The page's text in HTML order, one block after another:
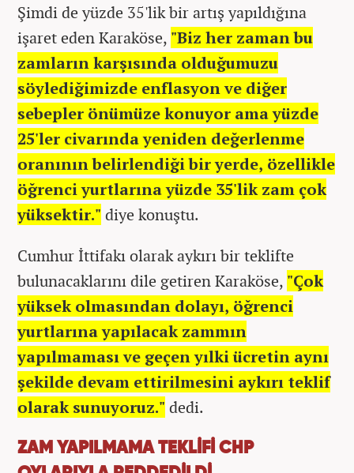
Şimdi de yüzde 35'lik bir artış yapıldığına
işaret eden Karaköse, "Biz her zaman bu
zamların karşısında olduğumuzu
söylediğimizde enflasyon ve diğer
sebepler önümüze konuyor ama yüzde
25'ler civarında yeniden değerlenme
oranının belirlendiği bir yerde, özellikle
öğrenci yurtlarına yüzde 35'lik zam çok
yüksektir." diye konuştu.
Cumhur İttifakı olarak aykırı bir teklifte
bulunacaklarını dile getiren Karaköse, "Çok
yüksek olmasından dolayı, öğrenci
yurtlarına yapılacak zammın
yapılmaması ve geçen yılki ücretin aynı
şekilde devam ettirilmesini aykırı teklif
olarak sunuyoruz." dedi.
ZAM YAPILMAMA TEKLİFİ CHP